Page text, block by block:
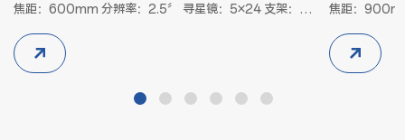
焦距：600mm 分辨率：2.5〞 寻星镜：5×24 支架：T
制：目镜 H4mm(150×、视场18’)
H8mm(75×、视场37’) H20mm(30×、视场
焦距：
目镜